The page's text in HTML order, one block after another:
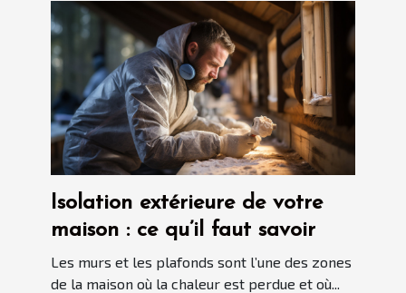
Isolation extérieure de votre
maison : ce qu’il faut savoir
Les murs et les plafonds sont l’une des zones
de la maison où la chaleur est perdue et où...